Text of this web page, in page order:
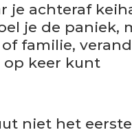
je achteraf
je de paniek,
familie,
op keer kunt
niet het